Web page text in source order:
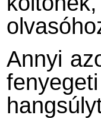
Annyi